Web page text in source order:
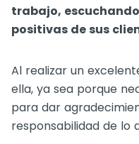
trabajo,
positivas de sus
Al realizar un
ella, ya sea porque
para dar
responsabilidad de lo